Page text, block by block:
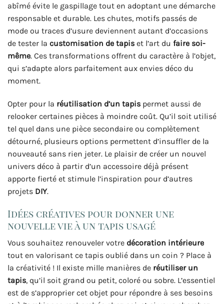
abîmé évite le gaspillage tout en adoptant une démarche
responsable et durable. Les chutes, motifs passés de
mode ou traces d’usure deviennent autant d’occasions
de tester la customisation de tapis et l’art du faire soi-
même. Ces transformations offrent du caractère à l’objet,
qui s’adapte alors parfaitement aux envies déco du
moment.
Opter pour la réutilisation d’un tapis permet aussi de
relooker certaines pièces à moindre coût. Qu’il soit utilisé
tel quel dans une pièce secondaire ou complètement
détourné, plusieurs options permettent d’insuffler de la
nouveauté sans rien jeter. Le plaisir de créer un nouvel
univers déco à partir d’un accessoire déjà présent
apporte fierté et stimule l’inspiration pour d’autres
projets DIY.
Idées créatives pour donner une
nouvelle vie à un tapis usagé
Vous souhaitez renouveler votre décoration intérieure
tout en valorisant ce tapis oublié dans un coin ? Place à
la créativité ! Il existe mille manières de réutiliser un
tapis, qu’il soit grand ou petit, coloré ou sobre. L’essentiel
est de s’approprier cet objet pour répondre à ses besoins